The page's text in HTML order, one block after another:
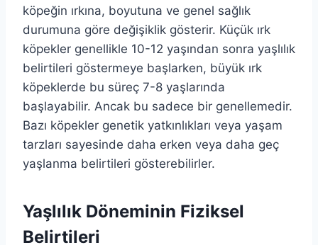
köpeğin ırkına, boyutuna ve genel sağlık
durumuna göre değişiklik gösterir. Küçük ırk
köpekler genellikle 10-12 yaşından sonra yaşlılık
belirtileri göstermeye başlarken, büyük ırk
köpeklerde bu süreç 7-8 yaşlarında
başlayabilir. Ancak bu sadece bir genellemedir.
Bazı köpekler genetik yatkınlıkları veya yaşam
tarzları sayesinde daha erken veya daha geç
yaşlanma belirtileri gösterebilirler.
Yaşlılık Döneminin Fiziksel
Belirtileri